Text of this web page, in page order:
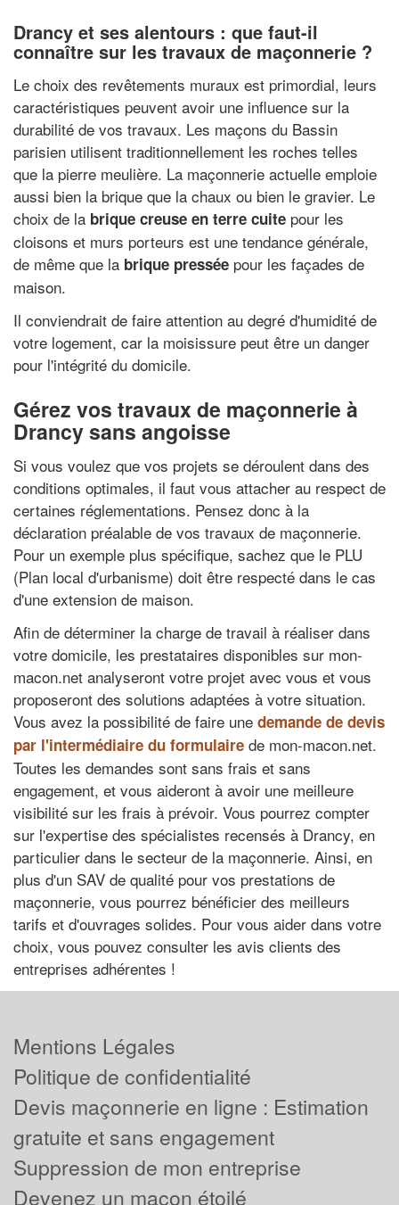
Drancy et ses alentours : que faut-il
connaître sur les travaux de maçonnerie ?
Le choix des revêtements muraux est primordial, leurs
caractéristiques peuvent avoir une influence sur la
durabilité de vos travaux. Les maçons du Bassin
parisien utilisent traditionnellement les roches telles
que la pierre meulière. La maçonnerie actuelle emploie
aussi bien la brique que la chaux ou bien le gravier. Le
choix de la brique creuse en terre cuite pour les
cloisons et murs porteurs est une tendance générale,
de même que la brique pressée pour les façades de
maison.
Il conviendrait de faire attention au degré d'humidité de
votre logement, car la moisissure peut être un danger
pour l'intégrité du domicile.
Gérez vos travaux de maçonnerie à
Drancy sans angoisse
Si vous voulez que vos projets se déroulent dans des
conditions optimales, il faut vous attacher au respect de
certaines réglementations. Pensez donc à la
déclaration préalable de vos travaux de maçonnerie.
Pour un exemple plus spécifique, sachez que le PLU
(Plan local d'urbanisme) doit être respecté dans le cas
d'une extension de maison.
Afin de déterminer la charge de travail à réaliser dans
votre domicile, les prestataires disponibles sur mon-
macon.net analyseront votre projet avec vous et vous
proposeront des solutions adaptées à votre situation.
Vous avez la possibilité de faire une demande de devis
par l'intermédiaire du formulaire de mon-macon.net.
Toutes les demandes sont sans frais et sans
engagement, et vous aideront à avoir une meilleure
visibilité sur les frais à prévoir. Vous pourrez compter
sur l'expertise des spécialistes recensés à Drancy, en
particulier dans le secteur de la maçonnerie. Ainsi, en
plus d'un SAV de qualité pour vos prestations de
maçonnerie, vous pourrez bénéficier des meilleurs
tarifs et d'ouvrages solides. Pour vous aider dans votre
choix, vous pouvez consulter les avis clients des
entreprises adhérentes !
Mentions Légales
Politique de confidentialité
Devis maçonnerie en ligne : Estimation
gratuite et sans engagement
Suppression de mon entreprise
Devenez un maçon étoilé